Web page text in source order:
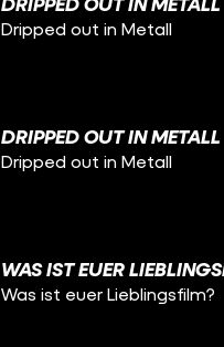
Dripped out in Metall
DRIPPED OUT IN METALL
Dripped out in Metall
WAS IST EUER
Was ist euer Lieblingsfilm?